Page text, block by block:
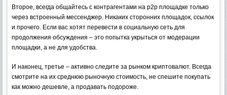
Второе, всегда общайтесь с контрагентами на p2p площадке только
через встроенный мессенджер. Никаких сторонних площадок, ссылок
и прочего. Если вас хотят перевести в социальную сеть для
продолжения обсуждения – это попытка укрыться от модерации
площадки, а не для удобства.
И наконец, третье – активно следите за рынком криптовалют. Всегда
смотрите на их среднюю рыночную стоимость, не спешите покупать
как можно дешевле, а продавать подороже.